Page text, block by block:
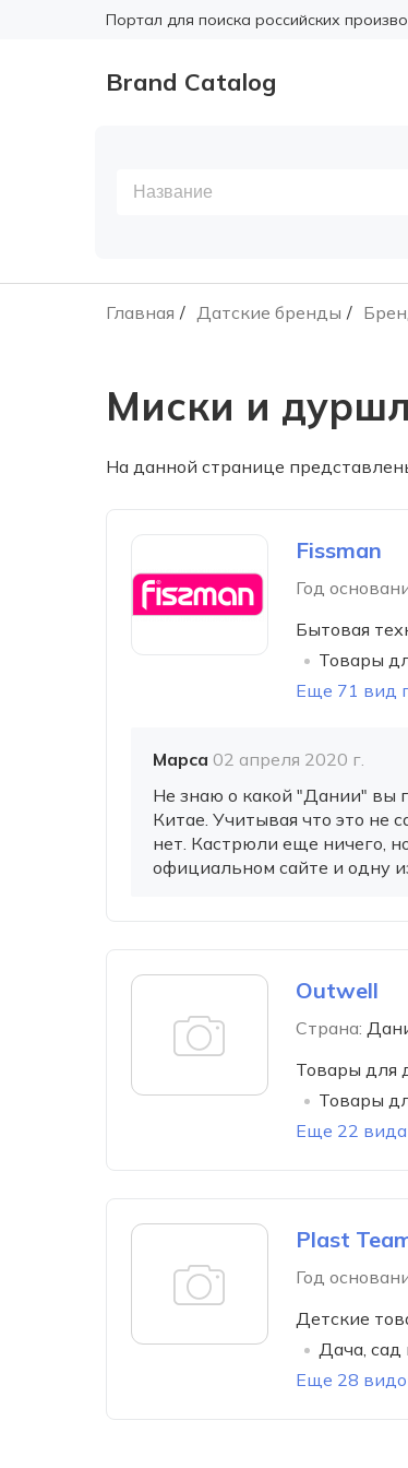
Портал для поиска российских
Brand Catalog
Главная Датские бренды
Миски и
На данной странице
Fissman
Год
Бытовая
Товары
Еще 71 вид
Марса 02 апреля 2020 г.
Не знаю о какой "Дании" вы
Китае. Учитывая что это не
нет. Кастрюли еще ничего,
официальном сайте и одну
Outwell
Страна:
Товары для
Товары
Еще 22
Plast
Год
Детские
Дача, сад
Еще 28